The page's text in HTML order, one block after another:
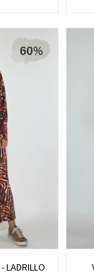
LADRILLO